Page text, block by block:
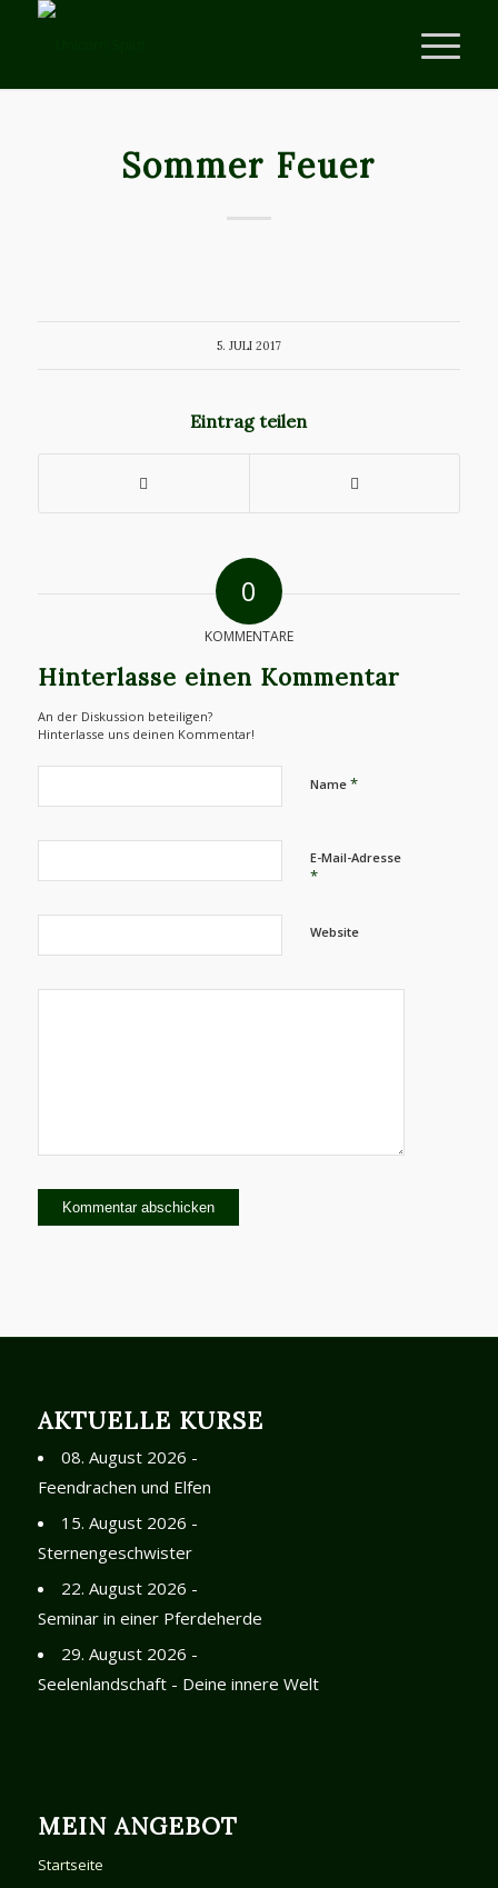
Sommer Feuer
5. JULI 2017
Eintrag teilen
0
KOMMENTARE
Hinterlasse einen Kommentar
An der Diskussion beteiligen?
Hinterlasse uns deinen Kommentar!
Name *
E-Mail-Adresse
*
Website
AKTUELLE KURSE
08. August 2026 -
Feendrachen und Elfen
15. August 2026 -
Sternengeschwister
22. August 2026 -
Seminar in einer Pferdeherde
29. August 2026 -
Seelenlandschaft - Deine innere Welt
MEIN ANGEBOT
Startseite